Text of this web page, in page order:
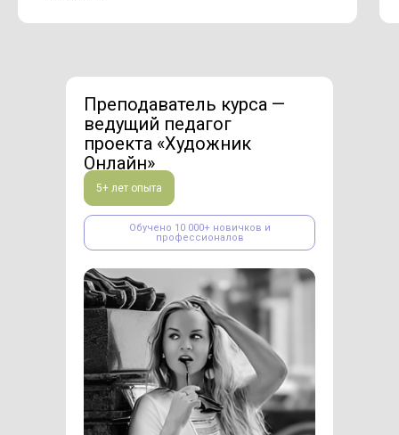
Преподаватель курса —
ведущий педагог
проекта «Художник
Онлайн»
Обучено 10 000+ новичков и
профессионалов
5+ лет опыта